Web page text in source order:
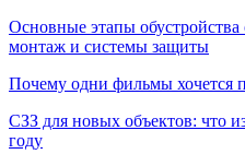
Основные этапы обустройства
монтаж и системы защиты
Почему одни фильмы хочется
СЗЗ для новых объектов: что
году